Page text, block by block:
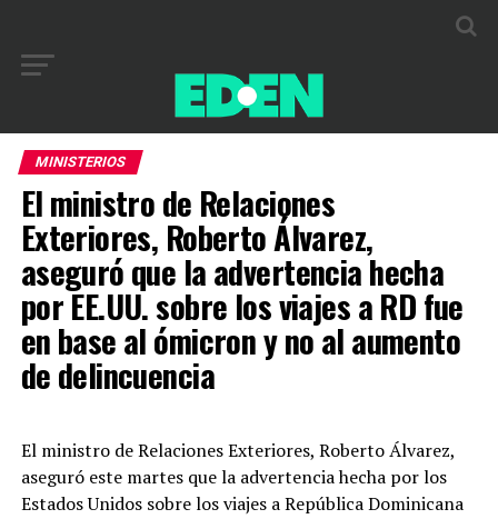
MINISTERIOS
El ministro de Relaciones
Exteriores, Roberto Álvarez,
aseguró que la advertencia hecha
por EE.UU. sobre los viajes a RD fue
en base al ómicron y no al aumento
de delincuencia
El ministro de Relaciones Exteriores, Roberto Álvarez,
aseguró este martes que la advertencia hecha por los
Estados Unidos sobre los viajes a República Dominicana